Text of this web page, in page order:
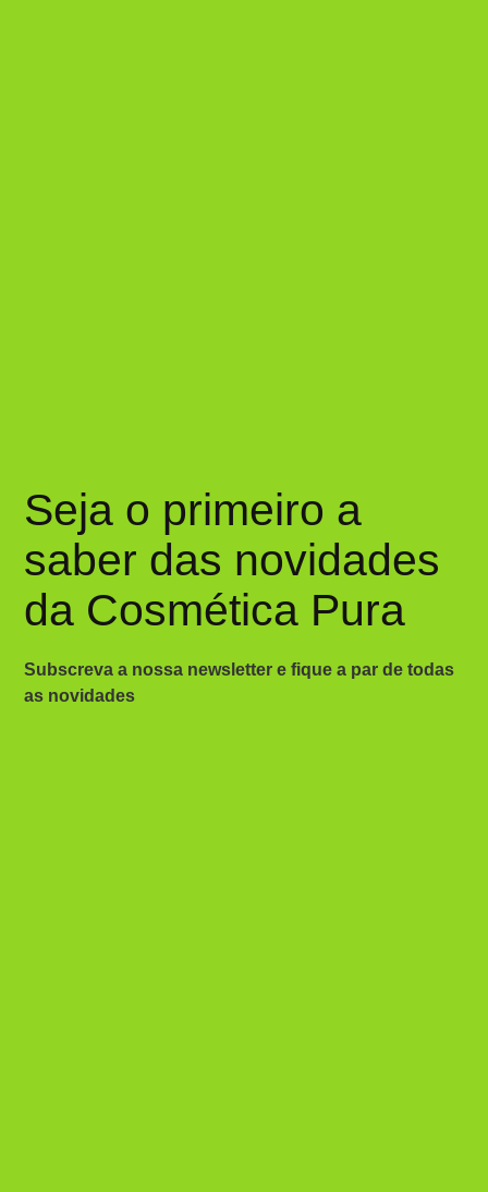
Seja o primeiro a
saber das novidades
da Cosmética Pura
Subscreva a nossa newsletter e fique a par de todas
as novidades